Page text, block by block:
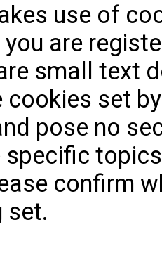
use of
are
small text
cookies set
pose no
confirm
set.